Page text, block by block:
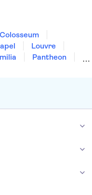
Colosseum
Louvre
Pantheon